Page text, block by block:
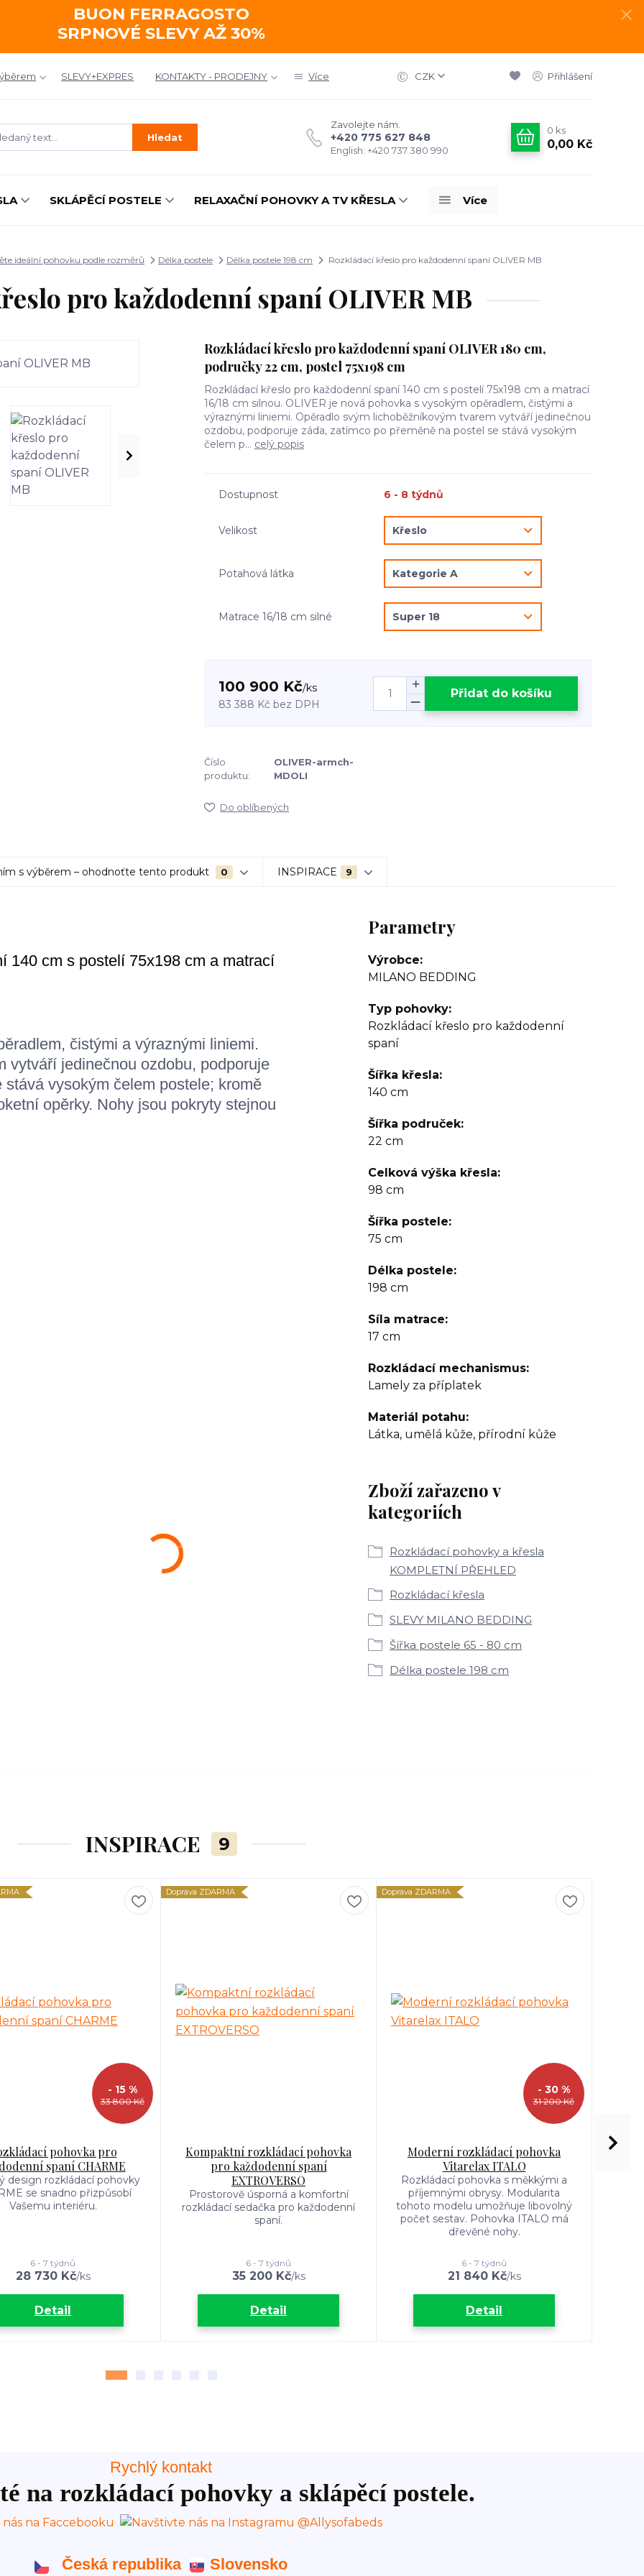
BUON FERRAGOSTO
SRPNOVÉ SLEVY AŽ 30%
SLEVY+EXPRES KONTAKTY - PRODEJNY Více CZK Přihlášení
Hledat
Zavolejte nám.
+420 775 627 848
English: +420 737 380 990
0 ks
0,00 Kč
SKLÁPĚCÍ POSTELE RELAXAČNÍ POHOVKY A TV KŘESLA Více
ideální pohovku podle rozměrů Délka postele Délka postele 198 cm Rozkládací křeslo pro každodenní spaní OLIVER MB
pro každodenní spaní OLIVER MB
Rozkládací křeslo pro každodenní spaní OLIVER 180 cm,
područky 22 cm, postel 75x198 cm
Rozkládací křeslo pro každodenní spaní 140 cm s postelí 75x198 cm a matrací
16/18 cm silnou. OLIVER je nová pohovka s vysokým opěradlem, čistými a
výraznými liniemi. Opěradlo svým lichoběžníkovým tvarem vytváří jedinečnou
ozdobu, podporuje záda, zatímco po přeměně na postel se stává vysokým
čelem p... celý popis
Dostupnost 6 - 8 týdnů
Velikost
Potahová látka
Matrace 16/18 cm silné
100 900 Kč/ks
83 388 Kč bez DPH
Přidat do košíku
Číslo
produktu:
OLIVER-armch-
MDOLI
Do oblíbených
s výběrem – ohodnoťte tento produkt 0 INSPIRACE 9
140 cm s postelí 75x198 cm a matrací
čistými a výraznými liniemi.
vytváří jedinečnou ozdobu, podporuje
vysokým čelem postele; kromě
opěrky. Nohy jsou pokryty stejnou
Parametry
Výrobce
MILANO BEDDING
Typ pohovky
Rozkládací křeslo pro každodenní
spaní
Šířka křesla
140 cm
Šířka područek
22 cm
Celková výška křesla
98 cm
Šířka postele
75 cm
Délka postele
198 cm
Síla matrace
17 cm
Rozkládací mechanismus
Lamely za příplatek
Materiál potahu
Látka, umělá kůže, přírodní kůže
Zboží zařazeno v
kategoriích
Rozkládací pohovky a křesla
KOMPLETNÍ PŘEHLED
Rozkládací křesla
SLEVY MILANO BEDDING
Šířka postele 65 - 80 cm
Délka postele 198 cm
INSPIRACE 9
33 800 Kč
- 15 %
pohovka pro
spaní CHARME
design rozkládací pohovky
se snadno přizpůsobí
Vašemu interiéru.
28 730 Kč/ks
6 - 7 týdnů
Detail
Doprava ZDARMA
Kompaktní rozkládací pohovka
pro každodenní spaní
EXTROVERSO
Prostorově úsporná a komfortní
rozkládací sedačka pro každodenní
spaní.
35 200 Kč/ks
6 - 7 týdnů
Detail
Doprava ZDARMA
31 200 Kč
- 30 %
Moderní rozkládací pohovka
Vitarelax ITALO
Rozkládací pohovka s měkkými a
příjemnými obrysy. Modularita
tohoto modelu umožňuje libovolný
počet sestav. Pohovka ITALO má
dřevěné nohy.
21 840 Kč/ks
6 - 7 týdnů
Detail
Rychlý kontakt
na rozkládací pohovky a sklápěcí postele.
Česká republika Slovensko